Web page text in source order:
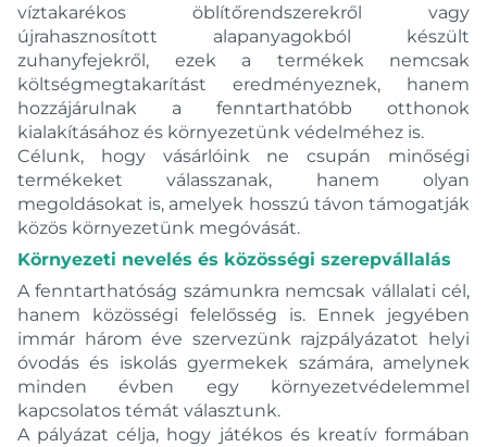
víztakarékos öblítőrendszerekről vagy
újrahasznosított alapanyagokból készült
zuhanyfejekről, ezek a termékek nemcsak
költségmegtakarítást eredményeznek, hanem
hozzájárulnak a fenntarthatóbb otthonok
kialakításához és környezetünk védelméhez is.
Célunk, hogy vásárlóink ne csupán minőségi
termékeket válasszanak, hanem olyan
megoldásokat is, amelyek hosszú távon támogatják
közös környezetünk megóvását.
Környezeti nevelés és közösségi szerepvállalás
A fenntarthatóság számunkra nemcsak vállalati cél,
hanem közösségi felelősség is. Ennek jegyében
immár három éve szervezünk rajzpályázatot helyi
óvodás és iskolás gyermekek számára, amelynek
minden évben egy környezetvédelemmel
kapcsolatos témát választunk.
A pályázat célja, hogy játékos és kreatív formában